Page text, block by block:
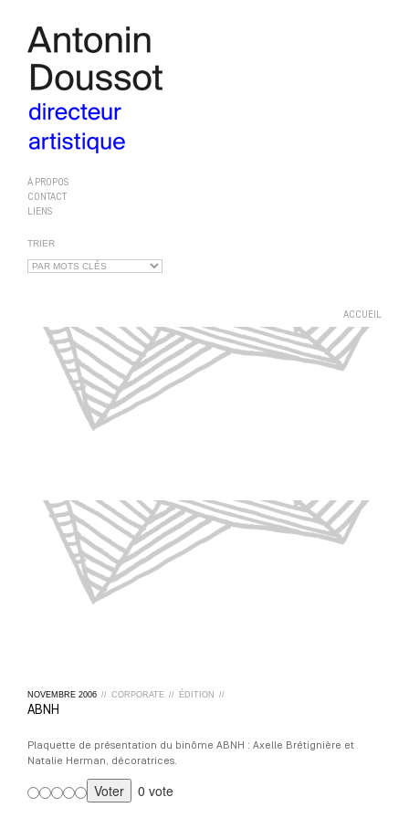
À PROPOS
CONTACT
LIENS
TRIER
ACCUEIL
NOVEMBRE 2006 // CORPORATE // ÉDITION //
ABNH
Plaquette de présentation du binôme ABNH : Axelle Brétignière et
Natalie Herman, décoratrices.
0 vote